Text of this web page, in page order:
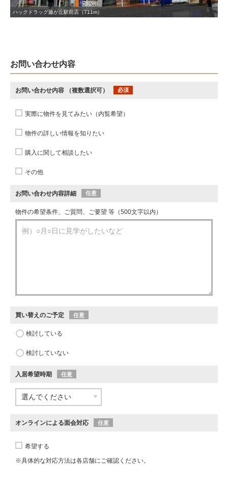
ハックドラッグ藤が丘駅前店（711m）
お問い合わせ内容
お問い合わせ内容 （複数選択可） 必須
実際に物件を見てみたい（内覧希望）
物件の詳しい情報を知りたい
購入に関して相談したい
その他
お問い合わせ内容詳細 任意
物件の希望条件、ご質問、ご要望 等（500文字以内）
買い替えのご予定 任意
検討している
検討していない
入居希望時期 任意
オンラインによる面会対応 任意
希望する
※具体的な対応方法は各店舗にご確認ください。